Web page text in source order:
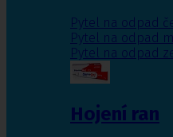
Pytel na odpad
Pytel na odpad
Pytel na odpad
Hojení ran